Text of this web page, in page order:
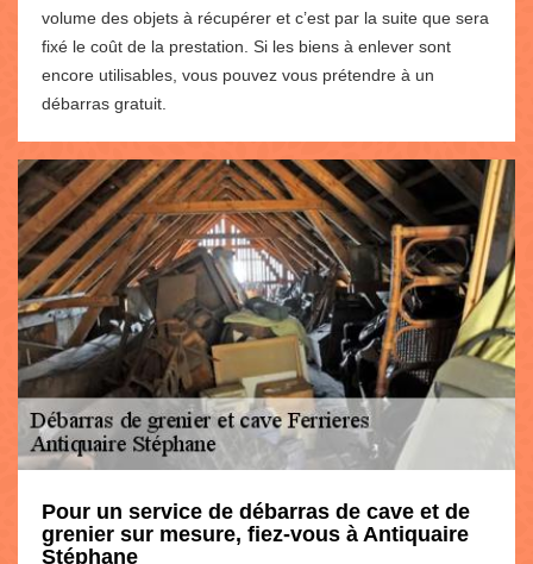
volume des objets à récupérer et c’est par la suite que sera
fixé le coût de la prestation. Si les biens à enlever sont
encore utilisables, vous pouvez vous prétendre à un
débarras gratuit.
Pour un service de débarras de cave et de
grenier sur mesure, fiez-vous à Antiquaire
Stéphane